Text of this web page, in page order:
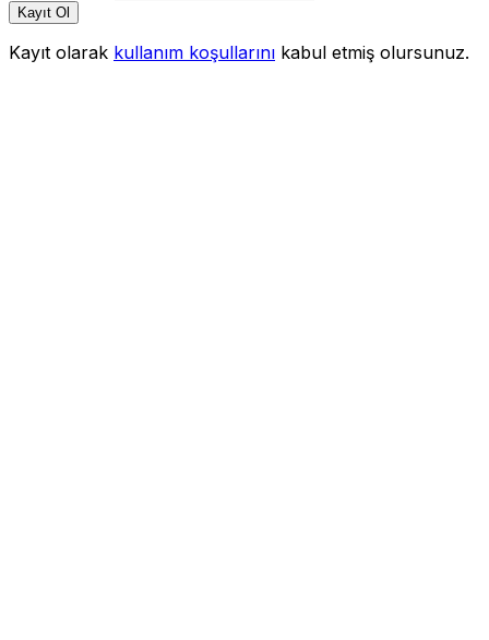
Kayıt Ol
Kayıt olarak kullanım koşullarını kabul etmiş olursunuz.